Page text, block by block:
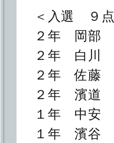
＜入選 ９点
２年 岡部
２年 白川
２年 佐藤
２年 濱道
１年 中安
１年 濱谷